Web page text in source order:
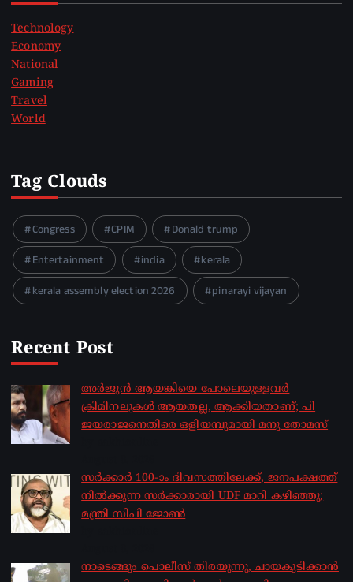
Technology
Economy
National
Gaming
Travel
World
Tag Clouds
Congress CPIM
Donald trump
Entertainment
india
kerala
kerala assembly election 2026
pinarayi vijayan
Recent Post
അർജുൻ ആയങ്കിയെ പോലെയുള്ളവർ
ക്രിമിനലുകൾ ആയതല്ല, ആക്കിയതാണ്; പി
ജയരാജനെതിരെ ഒളിയമ്പുമായി മനു തോമസ്
സർക്കാർ 100-ാം ദിവസത്തിലേക്ക്, ജനപക്ഷത്ത്
നിൽക്കുന്ന സർക്കാരായി UDF മാറി കഴിഞ്ഞു;
മന്ത്രി സിപി ജോൺ
നാടെങ്ങും പൊലീസ് തിരയുന്നു, ചായകുടിക്കാൻ